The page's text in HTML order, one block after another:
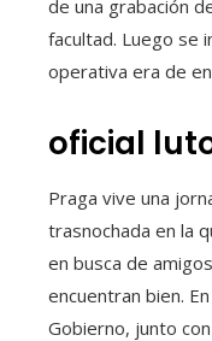
de una grabación
facultad. Luego se
operativa era de
oficial
Praga vive una
trasnochada en la
en busca de
encuentran bien.
Gobierno, junto